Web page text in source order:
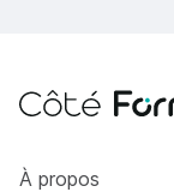
Côté Formations
À propos